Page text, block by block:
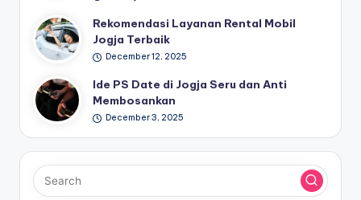
Rekomendasi Layanan Rental Mobil
Jogja Terbaik
December 12, 2025
Ide PS Date di Jogja Seru dan Anti
Membosankan
December 3, 2025